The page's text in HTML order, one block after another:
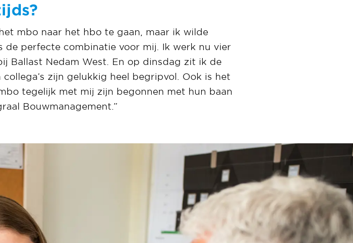
mbo naar het hbo te gaan, maar ik wilde
perfecte combinatie voor mij. Ik werk nu vier
Ballast Nedam West. En op dinsdag zit ik de
zijn gelukkig heel begripvol. Ook is het
tegelijk met mij zijn begonnen met hun baan
Bouwmanagement.”